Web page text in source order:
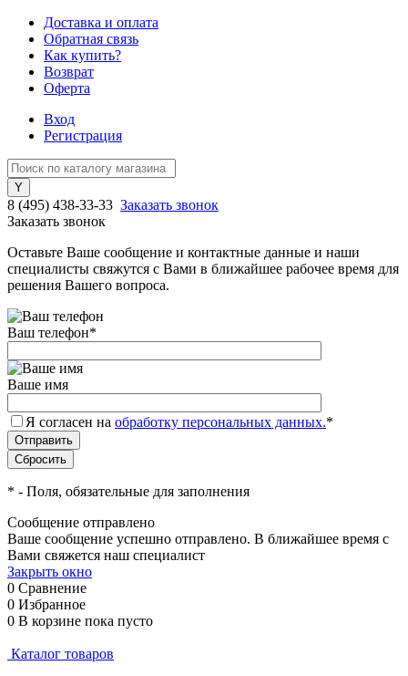
Доставка и оплата
Обратная связь
Как купить?
Возврат
Оферта
Вход
Регистрация
8 (495) 438-33-33 Заказать звонок
Заказать звонок
Оставьте Ваше сообщение и контактные данные и наши
специалисты свяжутся с Вами в ближайшее рабочее время для
решения Вашего вопроса.
Ваш телефон*
Ваше имя
Я согласен на обработку персональных данных.*
* - Поля, обязательные для заполнения
Сообщение отправлено
Ваше сообщение успешно отправлено. В ближайшее время с
Вами свяжется наш специалист
Закрыть окно
0 Сравнение
0 Избранное
0 В корзине пока пусто
Каталог товаров